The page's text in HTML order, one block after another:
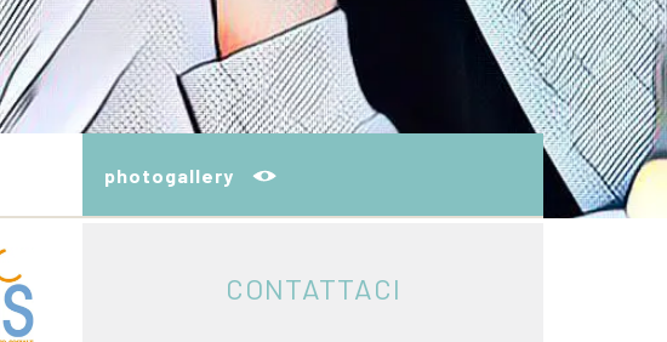
photogallery
CONTATTACI